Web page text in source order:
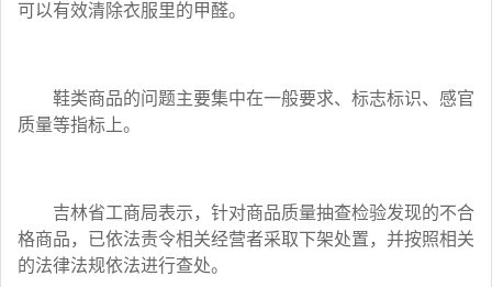
可以有效清除衣服里的甲醛。
鞋类商品的问题主要集中在一般要求、标志标识、感官
质量等指标上。
吉林省工商局表示，针对商品质量抽查检验发现的不合
格商品，已依法责令相关经营者采取下架处置，并按照相关
的法律法规依法进行查处。